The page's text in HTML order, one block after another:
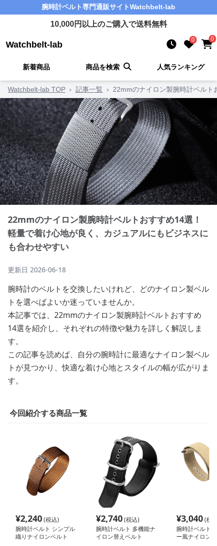
腕時計ベルト専門通販サイトWatchbelt-lab
10,000円以上のご購入で送料無料
Watchbelt-lab 0 0
新着商品 商品を検索 人気ランキング
Watchbelt-lab TOP › 記事一覧 › 22mmのナイロン製腕時計ベル
22mmのナイロン製腕時計ベルトおすすめ14選！
軽量で着け心地が良く、カジュアルにもビジネスに
も合わせやすい
更新日 2026-06-18
腕時計のベルトを交換したいけれど、どのナイロン製ベル
トを選べばよいか迷っていませんか。
本記事では、22mmのナイロン製腕時計ベルトおすすめ
14選を紹介し、それぞれの特徴や魅力を詳しく解説しま
す。
この記事を読めば、自分の腕時計に最適なナイロン製ベル
トが見つかり、快適な着け心地とスタイルの幅が広がりま
す。
今回紹介する商品一覧
¥2,240(税込)
腕時計ベルト シンプル
織りナイロンベルト
¥2,740(税込)
腕時計ベルト 多機能ナ
イロン替えベルト
¥3,040(税
腕時計ベルト
ー風ナイロン